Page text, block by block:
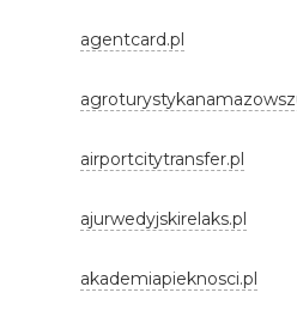
agentcard.pl
airportcitytransfer.pl
ajurwedyjskirelaks.pl
akademiapieknosci.pl